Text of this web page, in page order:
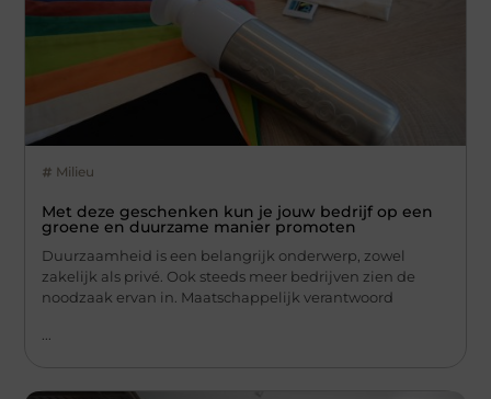
Milieu
Met deze geschenken kun je jouw bedrijf op een
groene en duurzame manier promoten
Duurzaamheid is een belangrijk onderwerp, zowel
zakelijk als privé. Ook steeds meer bedrijven zien de
noodzaak ervan in. Maatschappelijk verantwoord